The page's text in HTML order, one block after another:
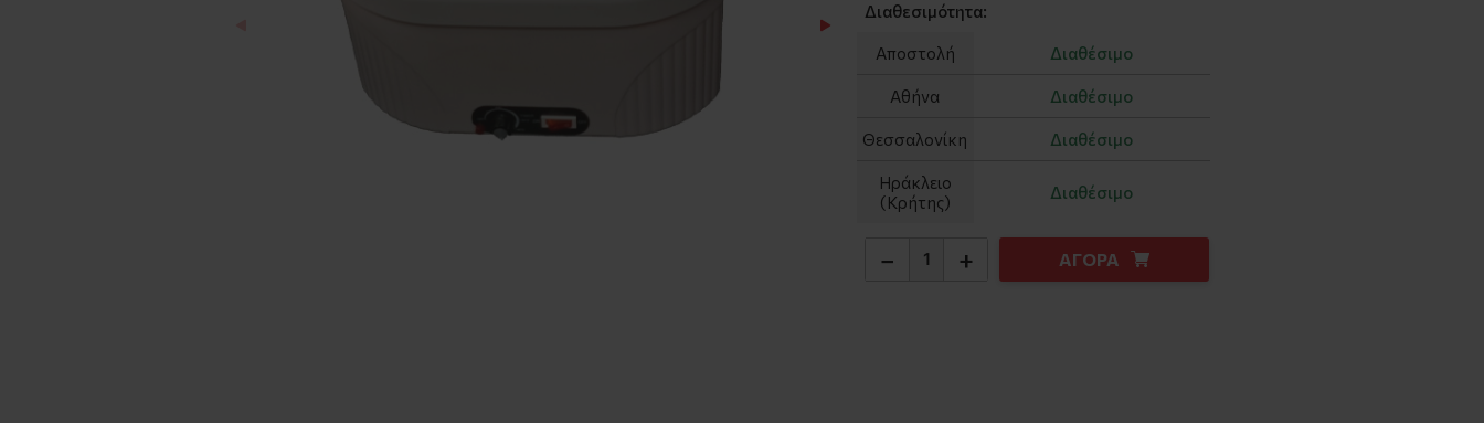
Διαθεσιμότητα:
Αποστολή Διαθέσιμο
Αθήνα Διαθέσιμο
Θεσσαλονίκη Διαθέσιμο
Ηράκλειο
(Κρήτης)
Διαθέσιμο
− + ΑΓΟΡΑ